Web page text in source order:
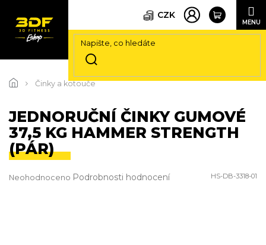
na
CZK
Činky a kotouče
JEDNORUČNÍ ČINKY GUMOVÉ
37,5 KG HAMMER STRENGTH
(PÁR)
HS-DB-3318-01
Průměrné
Neohodnoceno Podrobnosti hodnocení